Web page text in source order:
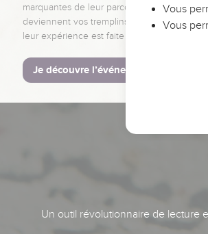
marquantes de leur parcours et les clés
deviennent vos tremplins. Que vous
leur expérience est faite pour vous.
Je découvre l’événement
Un outil révolutionnaire de lecture
Vous
Vous